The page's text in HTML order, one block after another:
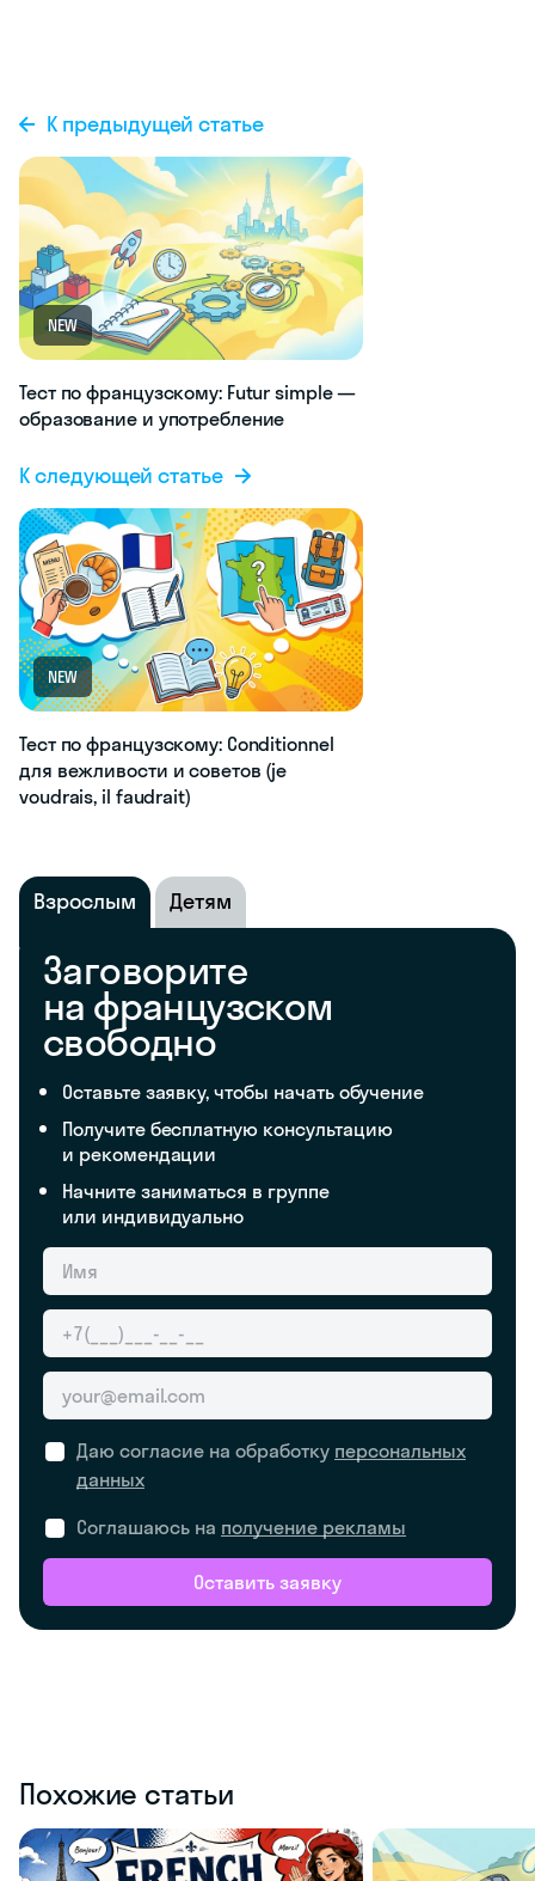
К предыдущей статье
NEW
Тест по французскому: Futur simple —
образование и употребление
К следующей статье
NEW
Тест по французскому: Conditionnel
для вежливости и советов (je
voudrais, il faudrait)
Взрослым Детям
Заговорите
на французском
свободно
Оставьте заявку, чтобы начать обучение
Получите бесплатную консультацию
и рекомендации
Начните заниматься в группе
или индивидуально
Даю согласие на обработку персональных
данных
Соглашаюсь на получение рекламы
Оставить заявку
Похожие статьи